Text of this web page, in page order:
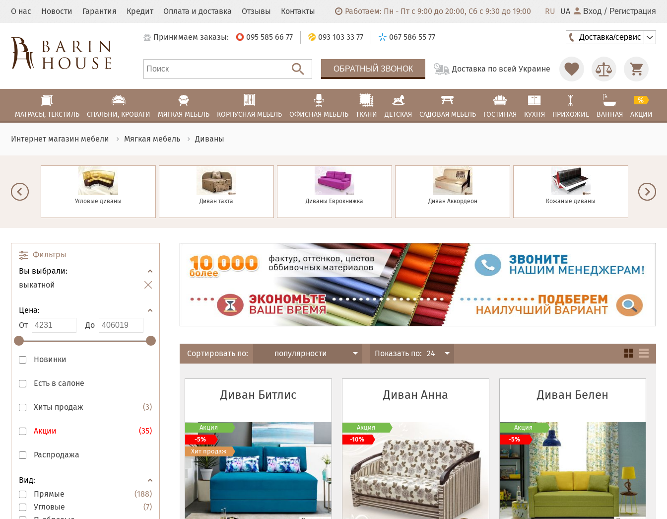
О нас Новости Гарантия Кредит Оплата и доставка Отзывы Контакты Работаем: Пн - Пт с 9:00 до 20:00, Сб с 9:30 до 19:00 RU UA Вход / Регистрация
Принимаем заказы: 095 585 66 77 093 103 33 77 067 586 55 77 Доставка/сервис
ОБРАТНЫЙ ЗВОНОК Доставка по всей Украине
МАТРАСЫ, ТЕКСТИЛЬ СПАЛЬНИ, КРОВАТИ МЯГКАЯ МЕБЕЛЬ КОРПУСНАЯ МЕБЕЛЬ ОФИСНАЯ МЕБЕЛЬ ТКАНИ ДЕТСКАЯ САДОВАЯ МЕБЕЛЬ ГОСТИНАЯ КУХНЯ ПРИХОЖИЕ ВАННАЯ АКЦИИ
Интернет магазин мебели Мягкая мебель Диваны
Угловые диваны Диван тахта Диваны Еврокнижка Диван Аккордеон Кожаные диваны
Фильтры
Вы выбрали:
выкатной
Цена:
От
До
Новинки
Есть в салоне
Хиты продаж (3)
Акции (35)
Распродажа
Вид:
Прямые
(188)
Угловые
(7)
Сортировать по: популярности Показать по: 24
Диван Битлис
Акция
-5%
Хит продаж
Диван Анна
Акция
-10%
Диван Белен
Акция
-5%